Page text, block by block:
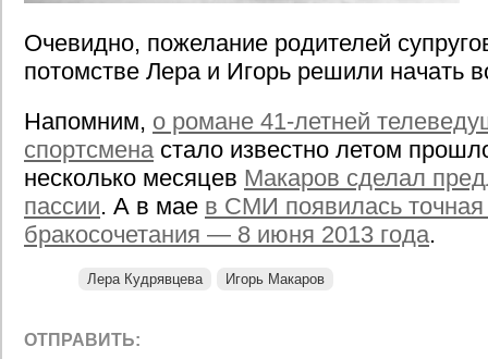
Очевидно, пожелание родителей
потомстве Лера и Игорь решили начать
Напомним, о романе 41-летней
спортсменастало известно летом
несколько месяцев Макаров сделал
пассии. А в мае в СМИ появилась точная
бракосочетания — 8 июня 2013 года.
Лера Кудрявцева Игорь Макаров
ОТПРАВИТЬ: